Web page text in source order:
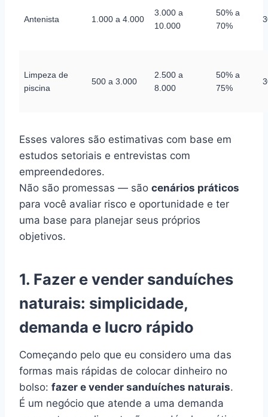
Antenista 1.000 a 4.000
3.000 a
10.000
50% a
70%
Limpeza de
piscina
500 a 3.000
2.500 a
8.000
50% a
75%
Esses valores são estimativas com base em
estudos setoriais e entrevistas com
empreendedores.
Não são promessas — são cenários práticos
para você avaliar risco e oportunidade e ter
uma base para planejar seus próprios
objetivos.
1. Fazer e vender sanduíches
naturais: simplicidade,
demanda e lucro rápido
Começando pelo que eu considero uma das
formas mais rápidas de colocar dinheiro no
bolso: fazer e vender sanduíches naturais.
É um negócio que atende a uma demanda